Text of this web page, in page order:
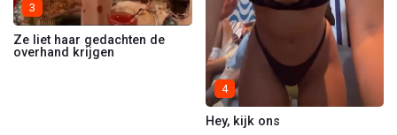
3
Ze liet haar gedachten de
overhand krijgen
4
Hey, kijk ons